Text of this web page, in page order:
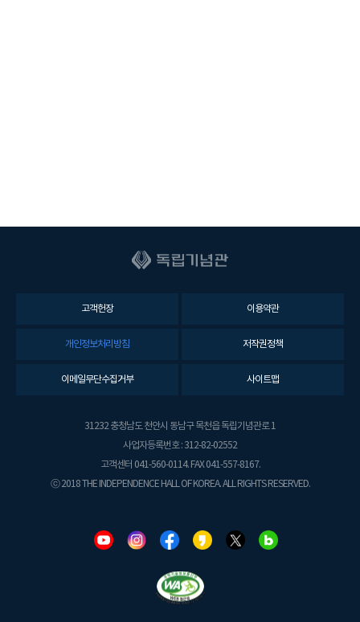
고객헌장 이용약관
개인정보처리방침 저작권정책
이메일무단수집거부 사이트맵
31232 충청남도 천안시 동남구 목천읍 독립기념관로 1
사업자등록번호 : 312-82-02552
고객센터 041-560-0114. FAX 041-557-8167.
ⓒ 2018 THE INDEPENDENCE HALL OF KOREA. ALL RIGHTS RESERVED.